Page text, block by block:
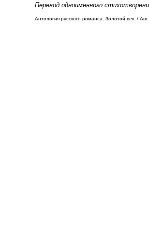
Перевод одноименного
Антология русского романса. Золотой век. /